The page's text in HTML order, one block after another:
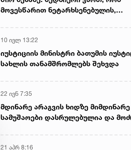
მოვესწარით ნეტარხსენებულის,
10 ივლ 13:22
იუსტიციის მინისტრი ბათუმის
სახლის თანამშრომლებს შეხვდა
22 ივნ 7:35
მდინარე არაგვის ხიდზე მიმდინარე
სამუშაოები დასრულებულია და
21 აპრ 8:16